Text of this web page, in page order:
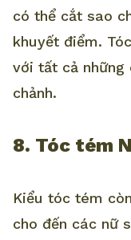
có thể cắt sao
khuyết điểm.
với tất cả những
chảnh.
8. Tóc tém
Kiểu tóc tém
cho đến các nữ